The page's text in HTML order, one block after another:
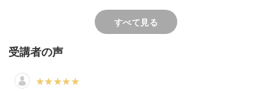
お気に入りのボールペンがさらに可愛くなりますよ♪
すべて見る
受講者の声